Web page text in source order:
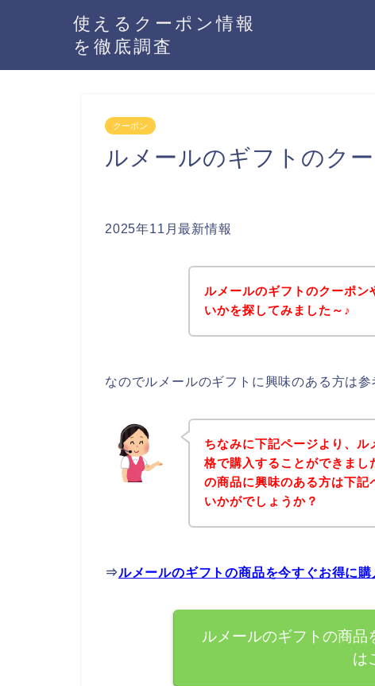
使えるクーポン情報
を徹底調査
クーポン
ルメールのギフトのク
2025年11月最新情報
ルメールのギフトのクーポ
いかを探してみました～♪
なのでルメールのギフトに興味のある方は
ちなみに下記ページより、
格で購入することができまし
の商品に興味のある方は下
いかがでしょうか？
⇒ルメールのギフトの商品を今すぐお得に
ルメールのギフトの商
は